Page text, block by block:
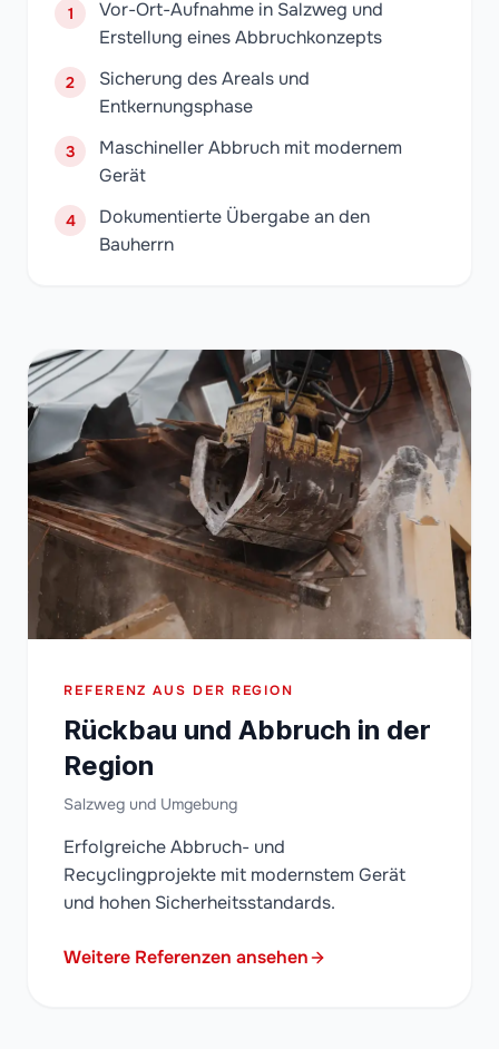
1
Vor-Ort-Aufnahme in Salzweg und
Erstellung eines Abbruchkonzepts
2
Sicherung des Areals und
Entkernungsphase
3
Maschineller Abbruch mit modernem
Gerät
4
Dokumentierte Übergabe an den
Bauherrn
REFERENZ AUS DER REGION
Rückbau und Abbruch in der
Region
Salzweg und Umgebung
Erfolgreiche Abbruch- und
Recyclingprojekte mit modernstem Gerät
und hohen Sicherheitsstandards.
Weitere Referenzen ansehen